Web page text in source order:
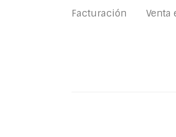
Facturación Venta